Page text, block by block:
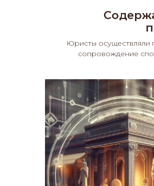
перспективе и к субсидиарной
Стоимость проекта:
Эксперты:
конфиденциальна
Светлана Станиславовна Гузь
управляющий партнер
Татьяна Геннадьевна Грушко
директор по развитию
Дарья Леонидовна Филина
партнер